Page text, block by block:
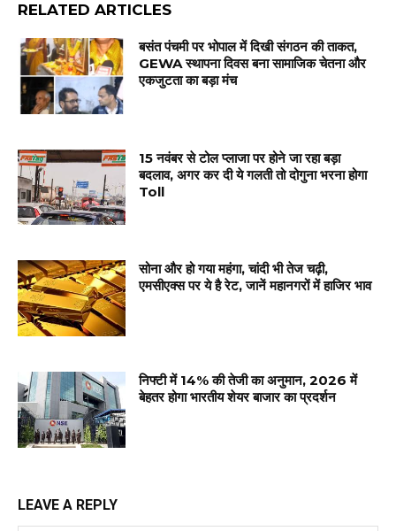
RELATED ARTICLES
बसंत पंचमी पर भोपाल में दिखी संगठन की ताकत,
GEWA स्थापना दिवस बना सामाजिक चेतना और
एकजुटता का बड़ा मंच
15 नवंबर से टोल प्लाजा पर होने जा रहा बड़ा
बदलाव, अगर कर दी ये गलती तो दोगुना भरना होगा
Toll
सोना और हो गया महंगा, चांदी भी तेज चढ़ी,
एमसीएक्स पर ये है रेट, जानें महानगरों में हाजिर भाव
निफ्टी में 14% की तेजी का अनुमान, 2026 में
बेहतर होगा भारतीय शेयर बाजार का प्रदर्शन
LEAVE A REPLY